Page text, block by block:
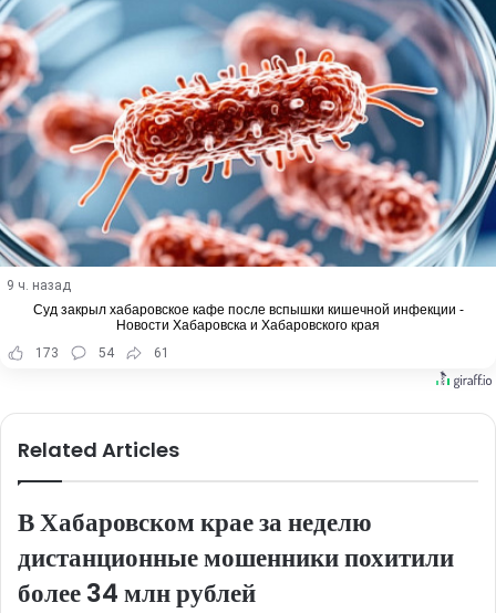
9 ч. назад
Суд закрыл хабаровское кафе после вспышки кишечной инфекции -
Новости Хабаровска и Хабаровского края
173
54 61
Related Articles
В Хабаровском крае за неделю
дистанционные мошенники похитили
более 34 млн рублей